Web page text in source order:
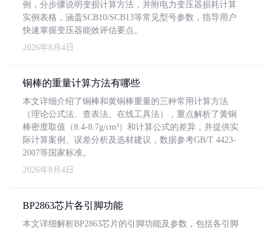
例，分步骤说明变损计算方法，并附电力变压器损耗计算
实例表格，涵盖SCB10/SCB13等常见型号参数，指导用户
快速掌握变压器能效评估要点。
2026年8月4日
铜棒的重量计算方法有哪些
本文详细介绍了铜棒和黄铜棒重量的三种常用计算方法
（理论公式法、查表法、在线工具法），重点解析了黄铜
棒密度取值（8.4-8.7g/cm³）和计算公式的差异，并提供实
际计算案例、误差分析及选材建议，数据参考GB/T 4423-
2007等国家标准。
2026年8月4日
BP2863芯片各引脚功能
本文详细解析BP2863芯片的引脚功能及参数，包括各引脚